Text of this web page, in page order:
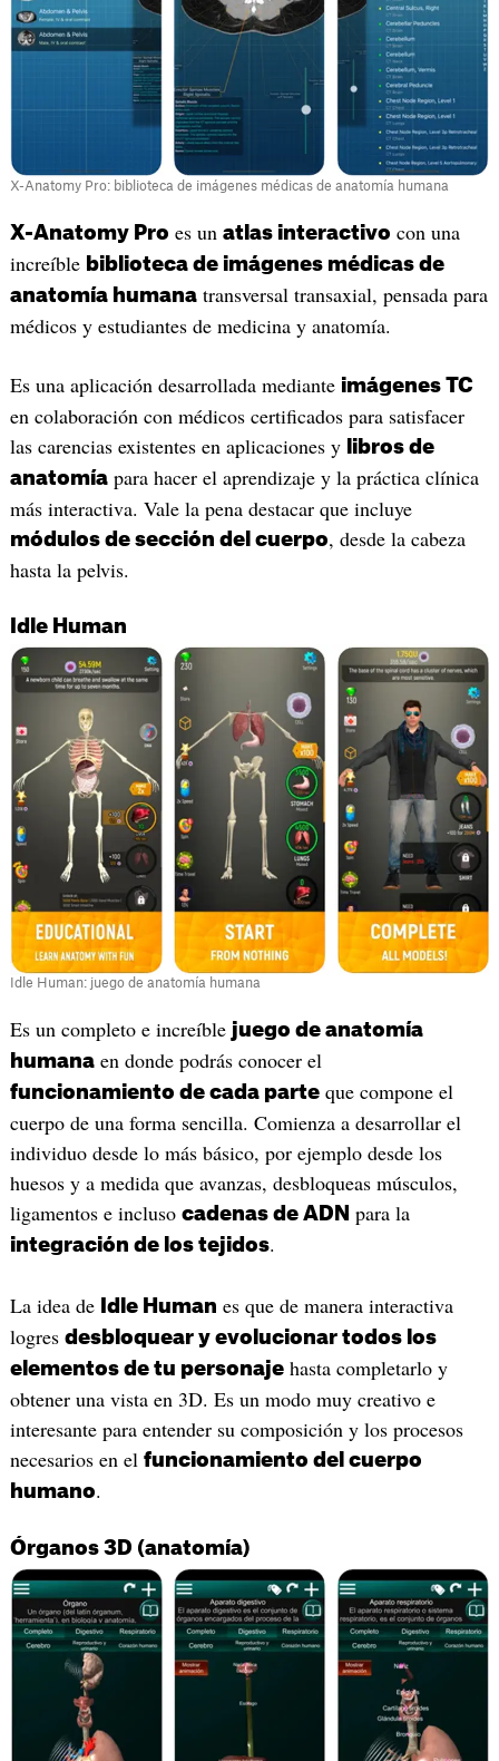
X-Anatomy Pro: biblioteca de imágenes médicas de anatomía humana
X-Anatomy Pro es un atlas interactivo con una
increíble biblioteca de imágenes médicas de
anatomía humanatransversal transaxial, pensada para
médicos y estudiantes de medicina y anatomía.
Es una aplicación desarrollada mediante imágenes TC
en colaboración con médicos certificados para satisfacer
las carencias existentes en aplicaciones y
libros de
anatomíapara hacer el aprendizaje y la práctica clínica
más interactiva. Vale la pena destacar que incluye
módulos de sección del cuerpo, desde la cabeza
hasta la pelvis.
Idle Human
Idle Human: juego de anatomía humana
Es un completo e increíble juego de anatomía
humanaen donde podrás conocer el
funcionamiento de cada parteque compone el
cuerpo de una forma sencilla. Comienza a desarrollar el
individuo desde lo más básico, por ejemplo desde los
huesos y a medida que avanzas, desbloqueas músculos,
ligamentos e incluso cadenas de ADN para la
integración de los tejidos.
La idea de Idle Human es que de manera interactiva
logres desbloquear y evolucionar todos los
elementos de tu personajehasta completarlo y
obtener una vista en 3D. Es un modo muy creativo e
interesante para entender su composición y los procesos
necesarios en el funcionamiento del cuerpo
humano.
Órganos 3D (anatomía)